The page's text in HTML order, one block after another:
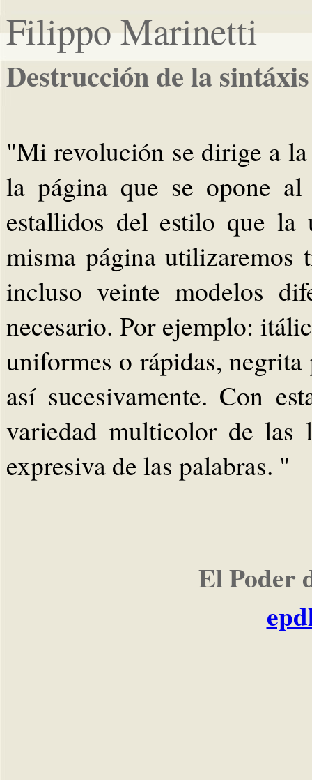
Filippo Marinetti
Destrucción de la
"Mi revolución se dirige a
la página que se opone
estallidos del estilo que la
misma página utilizaremos
incluso veinte modelos
necesario. Por ejemplo:
uniformes o rápidas,
así sucesivamente. Con
variedad multicolor de las
expresiva de las palabras. "
El Poder